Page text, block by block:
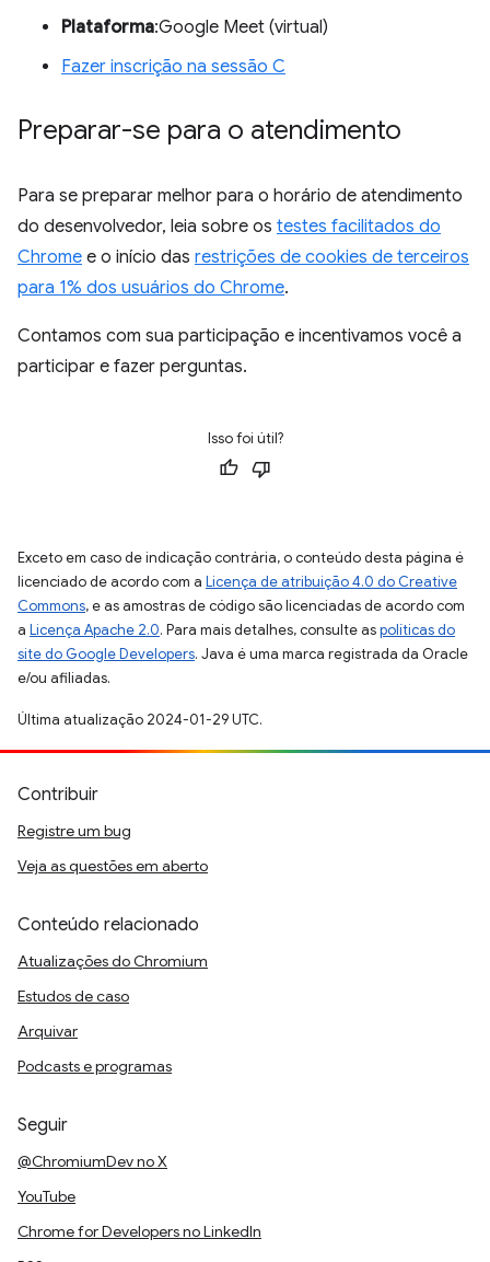
Plataforma:Google Meet (virtual)
Fazer inscrição na sessão C
Preparar-se para o atendimento
Para se preparar melhor para o horário de atendimento
do desenvolvedor, leia sobre os testes facilitados do
Chrome e o início das restrições de cookies de terceiros
para 1% dos usuários do Chrome.
Contamos com sua participação e incentivamos você a
participar e fazer perguntas.
Isso foi útil?
Exceto em caso de indicação contrária, o conteúdo desta página é
licenciado de acordo com a Licença de atribuição 4.0 do Creative
Commons, e as amostras de código são licenciadas de acordo com
a Licença Apache 2.0. Para mais detalhes, consulte aspolíticas do
site do Google Developers. Java é uma marca registrada da Oracle
e/ou afiliadas.
Última atualização 2024-01-29 UTC.
Contribuir
Registre um bug
Veja as questões em aberto
Conteúdo relacionado
Atualizações do Chromium
Estudos de caso
Arquivar
Podcasts e programas
Seguir
@ChromiumDev no X
YouTube
Chrome for Developers no LinkedIn